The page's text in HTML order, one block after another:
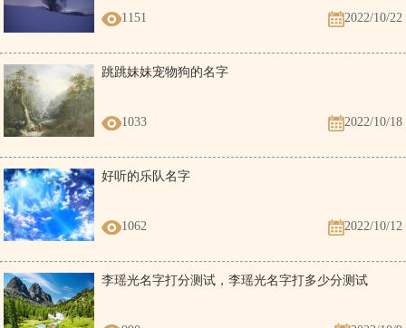
1151 2022/10/22
跳跳妹妹宠物狗的名字
1033 2022/10/18
好听的乐队名字
1062 2022/10/12
李瑶光名字打分测试，李瑶光名字打多少分测试